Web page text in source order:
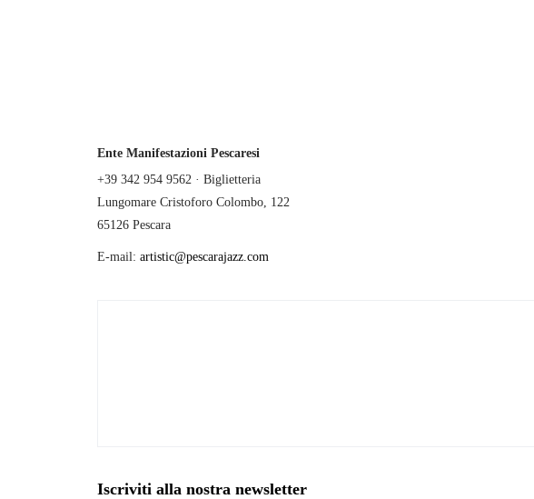
Ente Manifestazioni Pescaresi
+39 342 954 9562 · Biglietteria
Lungomare Cristoforo Colombo, 122
65126 Pescara
E-mail: artistic@pescarajazz.com
Iscriviti alla nostra newsletter